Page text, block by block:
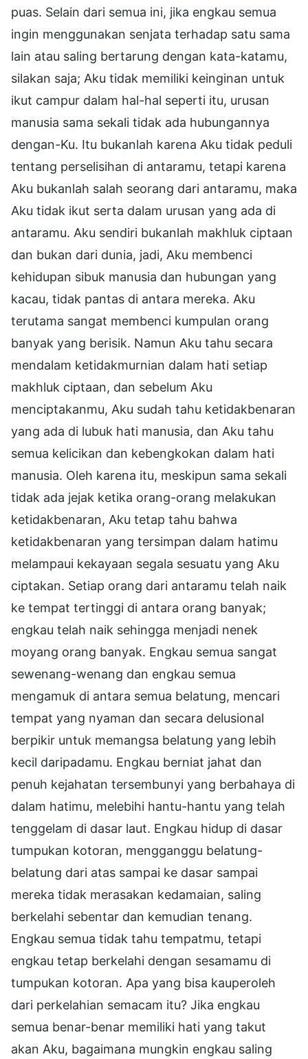
puas. Selain dari semua ini, jika engkau semua
ingin menggunakan senjata terhadap satu sama
lain atau saling bertarung dengan kata-katamu,
silakan saja; Aku tidak memiliki keinginan untuk
ikut campur dalam hal-hal seperti itu, urusan
manusia sama sekali tidak ada hubungannya
dengan-Ku. Itu bukanlah karena Aku tidak peduli
tentang perselisihan di antaramu, tetapi karena
Aku bukanlah salah seorang dari antaramu, maka
Aku tidak ikut serta dalam urusan yang ada di
antaramu. Aku sendiri bukanlah makhluk ciptaan
dan bukan dari dunia, jadi, Aku membenci
kehidupan sibuk manusia dan hubungan yang
kacau, tidak pantas di antara mereka. Aku
terutama sangat membenci kumpulan orang
banyak yang berisik. Namun Aku tahu secara
mendalam ketidakmurnian dalam hati setiap
makhluk ciptaan, dan sebelum Aku
menciptakanmu, Aku sudah tahu ketidakbenaran
yang ada di lubuk hati manusia, dan Aku tahu
semua kelicikan dan kebengkokan dalam hati
manusia. Oleh karena itu, meskipun sama sekali
tidak ada jejak ketika orang-orang melakukan
ketidakbenaran, Aku tetap tahu bahwa
ketidakbenaran yang tersimpan dalam hatimu
melampaui kekayaan segala sesuatu yang Aku
ciptakan. Setiap orang dari antaramu telah naik
ke tempat tertinggi di antara orang banyak;
engkau telah naik sehingga menjadi nenek
moyang orang banyak. Engkau semua sangat
sewenang-wenang dan engkau semua
mengamuk di antara semua belatung, mencari
tempat yang nyaman dan secara delusional
berpikir untuk memangsa belatung yang lebih
kecil daripadamu. Engkau berniat jahat dan
penuh kejahatan tersembunyi yang berbahaya di
dalam hatimu, melebihi hantu-hantu yang telah
tenggelam di dasar laut. Engkau hidup di dasar
tumpukan kotoran, mengganggu belatung-
belatung dari atas sampai ke dasar sampai
mereka tidak merasakan kedamaian, saling
berkelahi sebentar dan kemudian tenang.
Engkau semua tidak tahu tempatmu, tetapi
engkau tetap berkelahi dengan sesamamu di
tumpukan kotoran. Apa yang bisa kauperoleh
dari perkelahian semacam itu? Jika engkau
semua benar-benar memiliki hati yang takut
akan Aku, bagaimana mungkin engkau saling